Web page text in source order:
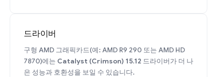
드라이버
구형 AMD 그래픽카드(예: AMD R9 290 또는 AMD HD
7870)에는 Catalyst (Crimson) 15.12 드라이버가 더 나
은 성능과 호환성을 보일 수 있습니다.